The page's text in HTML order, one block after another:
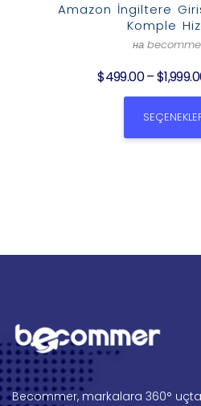
Amazon İngiltere
Komple
на
$499.00–$
Becommer, markalara 360°